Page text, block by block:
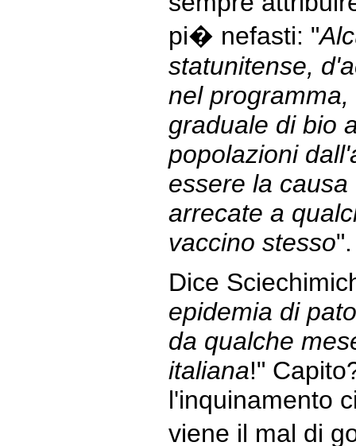
pi� nefasti: "
statunitense,
nel
graduale di bio
popolazioni
essere la
arrecate a
vaccino stesso
Dice
epidemia di
da qualche
italiana!"
l'inquinamento
viene il mal di